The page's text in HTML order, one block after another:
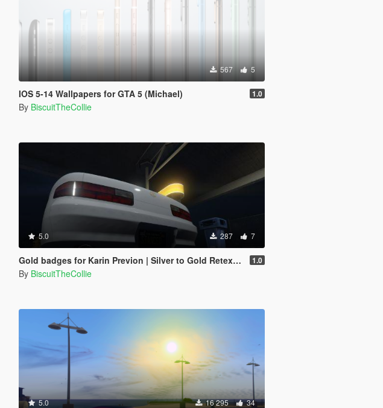
567 5
IOS 5-14 Wallpapers for GTA 5 (Michael) 1.0
By BiscuitTheCollie
5.0 287 7
Gold badges for Karin Previon | Silver to Gold Retexture 1.0
By BiscuitTheCollie
5.0 16 295 34